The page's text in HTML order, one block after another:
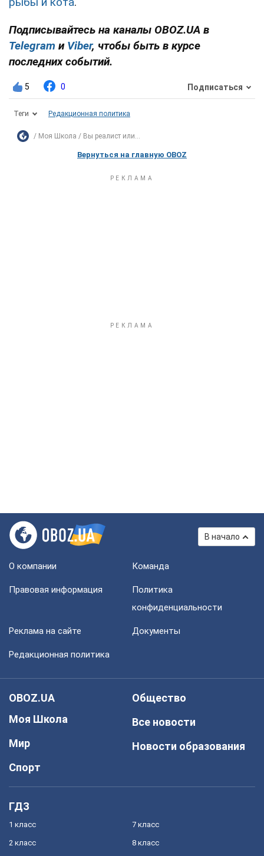
Подписывайтесь на каналы OBOZ.UA в
Telegram и Viber, чтобы быть в курсе
последних событий.
5 0 Подписаться
Теги Редакционная политика
Моя Школа Вы реалист или...
Вернуться на главную OBOZ
В начало
О компании Команда
Правовая информация
Политика
конфиденциальности
Реклама на сайте Документы
Редакционная политика
OBOZ.UA
Моя Школа
Мир
Спорт
Общество
Все новости
Новости образования
ГДЗ
1 класс
2 класс
7 класс
8 класс